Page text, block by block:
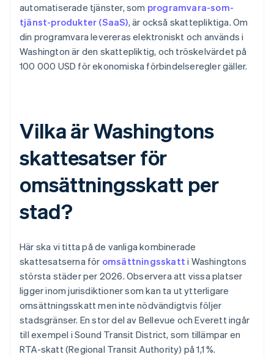
automatiserade tjänster, som programvara-som-
tjänst-produkter (SaaS), är också skattepliktiga. Om
din programvara levereras elektroniskt och används i
Washington är den skattepliktig, och tröskelvärdet på
100 000 USD för ekonomiska förbindelseregler gäller.
Vilka är Washingtons
skattesatser för
omsättningsskatt per
stad?
Här ska vi titta på de vanliga kombinerade
skattesatserna för omsättningsskatt i Washingtons
största städer per 2026. Observera att vissa platser
ligger inom jurisdiktioner som kan ta ut ytterligare
omsättningsskatt men inte nödvändigtvis följer
stadsgränser. En stor del av Bellevue och Everett ingår
till exempel i Sound Transit District, som tillämpar en
RTA-skatt (Regional Transit Authority) på 1,1 %.